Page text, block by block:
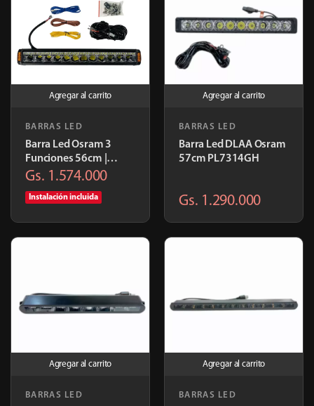
Agregar al carrito
BARRAS LED
Barra Led Osram 3
Funciones 56cm |
PL7304
Gs. 1.574.000
Instalación incluida
Agregar al carrito
BARRAS LED
Barra Led DLAA Osram
57cm PL7314GH
Gs. 1.290.000
Agregar al carrito
BARRAS LED
Agregar al carrito
BARRAS LED